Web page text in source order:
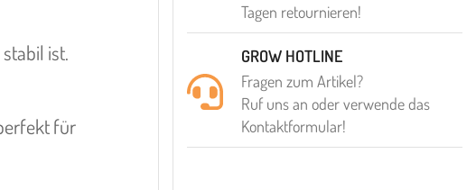
ist.
für
Tagen retournieren!
GROW HOTLINE
Fragen zum Artikel?
Ruf uns an oder verwende das
Kontaktformular!